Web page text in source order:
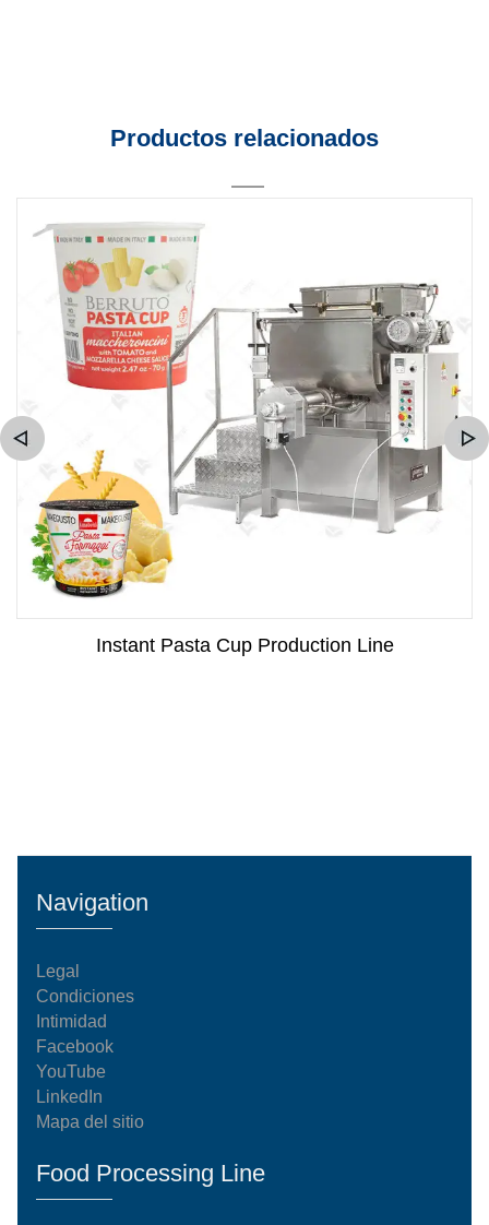
Productos relacionados
Instant Pasta Cup Production Line
Navigation
Legal
Condiciones
Intimidad
Facebook
YouTube
LinkedIn
Mapa del sitio
Food Processing Line